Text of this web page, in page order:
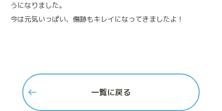
うになりました。
今は元気いっぱい、傷跡もキレイになってきましたよ！
一覧に戻る